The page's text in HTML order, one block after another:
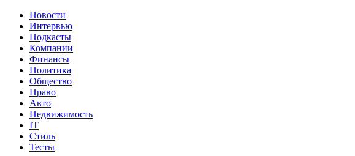
Новости
Интервью
Подкасты
Компании
Финансы
Политика
Общество
Право
Авто
Недвижимость
IT
Стиль
Тесты